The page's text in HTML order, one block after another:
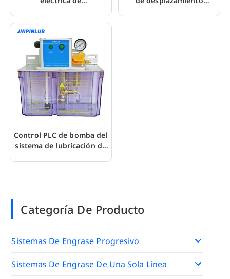
JDL-4 para CNC
Control PLC de bomba del
sistema de lubricación de
Categoría De Producto
Sistemas De Engrase Progresivo
Sistemas De Engrase De Una Sola Línea